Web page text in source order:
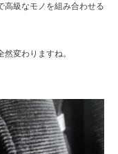
高級なモノを組み合わせる
変わりますね。